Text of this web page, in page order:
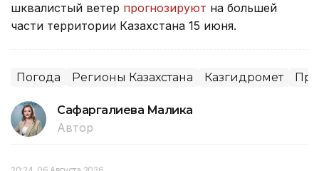
шквалистый ветер прогнозируют на большей
части территории Казахстана 15 июня.
Погода Регионы Казахстана Казгидромет
Сафаргалиева Малика
Автор